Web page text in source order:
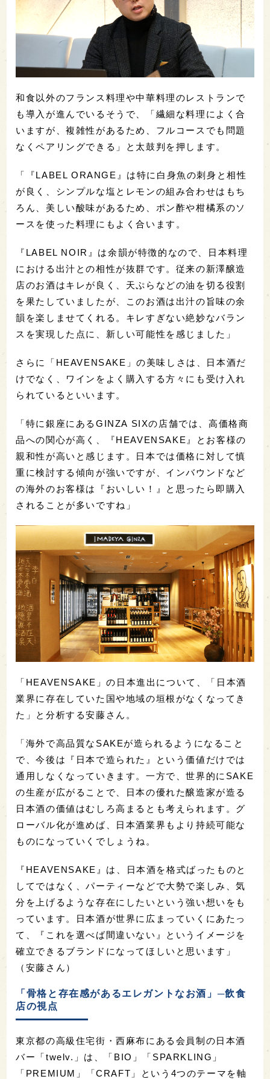
和食以外のフランス料理や中華料理のレストランで
も導入が進んでいるそうで、「繊細な料理によく合
いますが、複雑性があるため、フルコースでも問題
なくペアリングできる」と太鼓判を押します。
「『LABEL ORANGE』は特に白身魚の刺身と相性
が良く、シンプルな塩とレモンの組み合わせはもち
ろん、美しい酸味があるため、ポン酢や柑橘系のソ
ースを使った料理にもよく合います。
『LABEL NOIR』は余韻が特徴的なので、日本料理
における出汁との相性が抜群です。従来の新澤醸造
店のお酒はキレが良く、天ぷらなどの油を切る役割
を果たしていましたが、このお酒は出汁の旨味の余
韻を楽しませてくれる。キレすぎない絶妙なバラン
スを実現した点に、新しい可能性を感じました」
さらに「HEAVENSAKE」の美味しさは、日本酒だ
けでなく、ワインをよく購入する方々にも受け入れ
られているといいます。
「特に銀座にあるGINZA SIXの店舗では、高価格商
品への関心が高く、『HEAVENSAKE』とお客様の
親和性が高いと感じます。日本では価格に対して慎
重に検討する傾向が強いですが、インバウンドなど
の海外のお客様は『おいしい！』と思ったら即購入
されることが多いですね」
「HEAVENSAKE」の日本進出について、「日本酒
業界に存在していた国や地域の垣根がなくなってき
た」と分析する安藤さん。
「海外で高品質なSAKEが造られるようになること
で、今後は『日本で造られた』という価値だけでは
通用しなくなっていきます。一方で、世界的にSAKE
の生産が広がることで、日本の優れた醸造家が造る
日本酒の価値はむしろ高まるとも考えられます。グ
ローバル化が進めば、日本酒業界もより持続可能な
ものになっていくでしょうね。
『HEAVENSAKE』は、日本酒を格式ばったものと
してではなく、パーティーなどで大勢で楽しみ、気
分を上げるような存在にしたいという強い想いをも
っています。日本酒が世界に広まっていくにあたっ
て、『これを選べば間違いない』というイメージを
確立できるブランドになってほしいと思います」
（安藤さん）
「骨格と存在感があるエレガントなお酒」─飲食
店の視点
東京都の高級住宅街・西麻布にある会員制の日本酒
バー「twelv.」は、「BIO」「SPARKLING」
「PREMIUM」「CRAFT」という4つのテーマを軸